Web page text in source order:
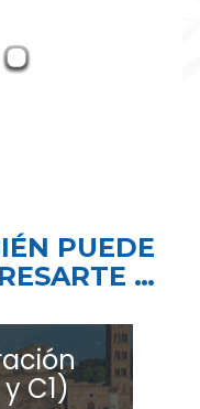
PUEDE
…
C1)